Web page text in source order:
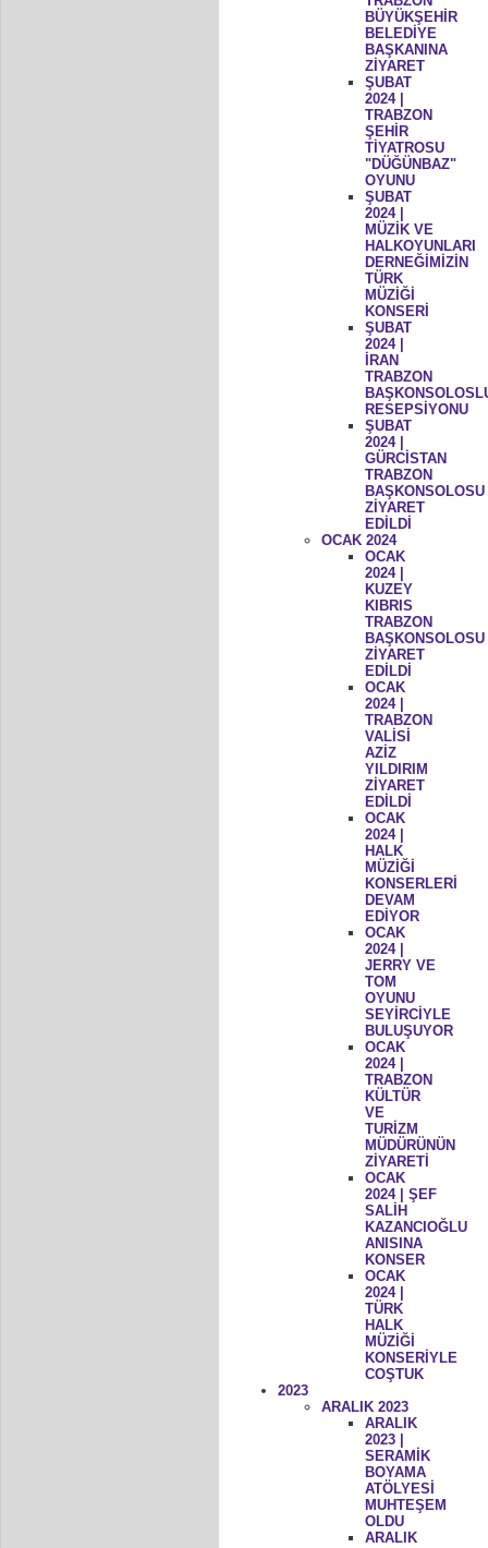
BÜYÜKŞEHİR
BELEDİYE
BAŞKANINA
ZİYARET
ŞUBAT
2024 |
TRABZON
ŞEHİR
TİYATROSU
"DÜĞÜNBAZ"
OYUNU
ŞUBAT
2024 |
MÜZİK VE
HALKOYUNLARI
DERNEĞİMİZİN
TÜRK
MÜZİĞİ
KONSERİ
ŞUBAT
2024 |
İRAN
TRABZON
RESEPSİYONU
ŞUBAT
2024 |
GÜRCİSTAN
TRABZON
BAŞKONSOLOSU
ZİYARET
EDİLDİ
OCAK 2024
OCAK
2024 |
KUZEY
KIBRIS
TRABZON
BAŞKONSOLOSU
ZİYARET
EDİLDİ
OCAK
2024 |
TRABZON
VALİSİ
AZİZ
YILDIRIM
ZİYARET
EDİLDİ
OCAK
2024 |
HALK
MÜZİĞİ
KONSERLERİ
DEVAM
EDİYOR
OCAK
2024 |
JERRY VE
TOM
OYUNU
SEYİRCİYLE
BULUŞUYOR
OCAK
2024 |
TRABZON
KÜLTÜR
VE
TURİZM
MÜDÜRÜNÜN
ZİYARETİ
OCAK
2024 | ŞEF
SALİH
KAZANCIOĞLU
ANISINA
KONSER
OCAK
2024 |
TÜRK
HALK
MÜZİĞİ
KONSERİYLE
COŞTUK
2023
ARALIK 2023
ARALIK
2023 |
SERAMİK
BOYAMA
ATÖLYESİ
MUHTEŞEM
OLDU
ARALIK